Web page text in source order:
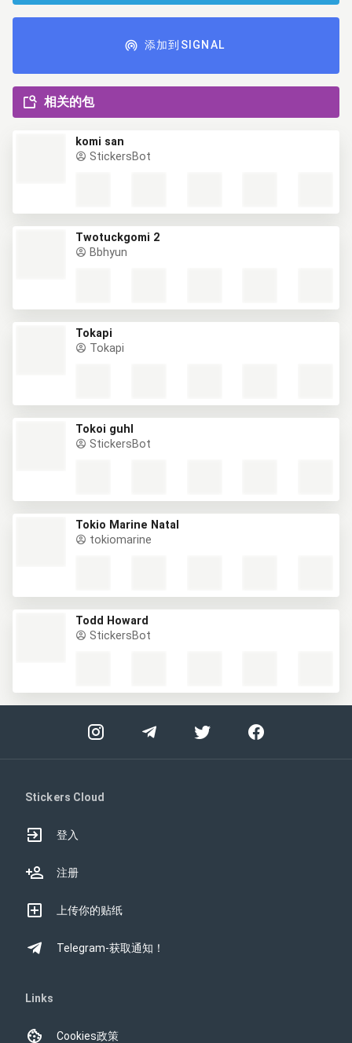
添加到SIGNAL
相关的包
komi san
StickersBot
Twotuckgomi 2
Bbhyun
Tokapi
Tokapi
Tokoi guhl
StickersBot
Tokio Marine Natal
tokiomarine
Todd Howard
StickersBot
Stickers Cloud
登入
注册
上传你的贴纸
Telegram-获取通知！
Links
Cookies政策